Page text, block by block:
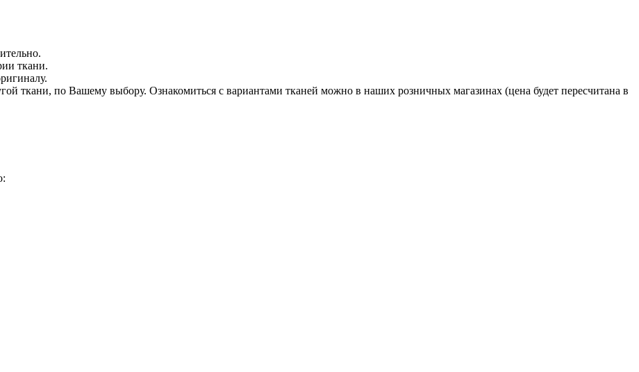
ткани.
по Вашему выбору. Ознакомиться с вариантами тканей можно в наших розничных магазинах (цена будет пересчитана в